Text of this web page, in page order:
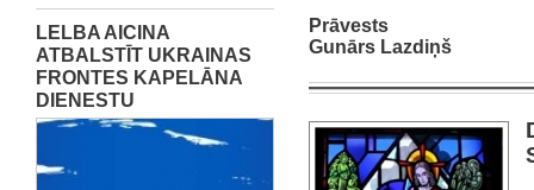
LELBA AICINA
ATBALSTĪT UKRAINAS
FRONTES KAPELĀNA
DIENESTU
Prāvests
Gunārs Lazdiņš